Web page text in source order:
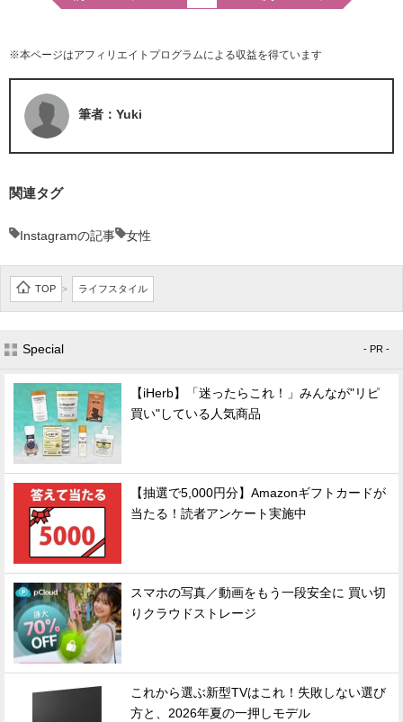
※本ページはアフィリエイトプログラムによる収益を得ています
筆者：Yuki
関連タグ
Instagramの記事 女性
TOP > ライフスタイル
Special - PR -
【iHerb】「迷ったらこれ！」みんなが"リピ
買い"している人気商品
【抽選で5,000円分】Amazonギフトカードが
当たる！読者アンケート実施中
スマホの写真／動画をもう一段安全に 買い切
りクラウドストレージ
これから選ぶ新型TVはこれ！失敗しない選び
方と、2026年夏の一押しモデル